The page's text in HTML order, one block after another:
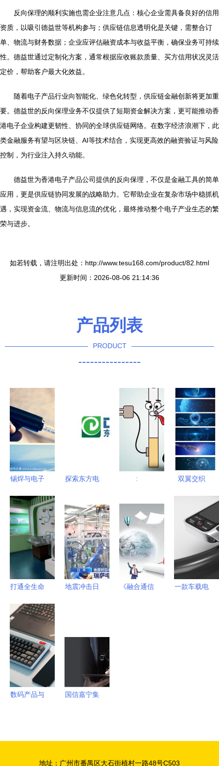
反向保理的顺利实施也需企业注意几点：核心企业需具备良好的信用
资质，以吸引德益世等机构参与；供应链信息透明化是关键，需整合订
单、物流与财务数据；企业应评估融资成本与收益平衡，确保业务可持续
性。德益世通过定制化方案，通常根据应收账款质量、买方信用状况灵活
定价，帮助客户最大化效益。
随着电子产品行业向智能化、绿色化转型，供应链金融创新将更加重
要。德益世的反向保理业务不仅提供了短期资金解决方案，更可能推动香
港电子企业构建更韧性、协同的全球供应链网络。在数字经济浪潮下，此
类金融服务有望与区块链、AI等技术结合，实现更高效的融资验证与风险
控制，为行业注入持久动能。
德益世为香港电子产品公司提供的反向保理，不仅是金融工具的简单
应用，更是供应链协同发展的战略助力。它帮助企业在复杂市场中稳抓机
遇，实现资金流、物流与信息流的优化，最终推动整个电子产业生态的繁
荣与进步。
如若转载，请注明出处：http://www.tesu168.com/product/82.html
更新时间：2026-08-06 21:14:36
产品列表
PRODUCT
----------------
锡焊与电子
观世界 通
信与自动控
制技术的基
石
探索东方电
设计智慧与
科技辉音
:
双翼交织
电子科技共
塑未来智能
打通全生命
和不容忽视
的废旧家电
回收处理通
信与自动控
制技术研究
地震冲击日
产能受损
《融合通信
一款车载电
数码产品与
国信嘉宁集
地址：广州市番禺区大石街植村一路48号C503